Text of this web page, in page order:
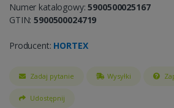
Numer katalogowy:5900500025167
GTIN:5900500024719
Producent: HORTEX
Zadaj pytanie Wysyłki
Udostępnij